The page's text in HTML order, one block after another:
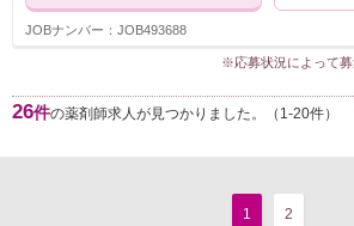
JOBナンバー：JOB493688
※応募状況によって募
26件の薬剤師求人が見つかりました。（1-20件）
1 2